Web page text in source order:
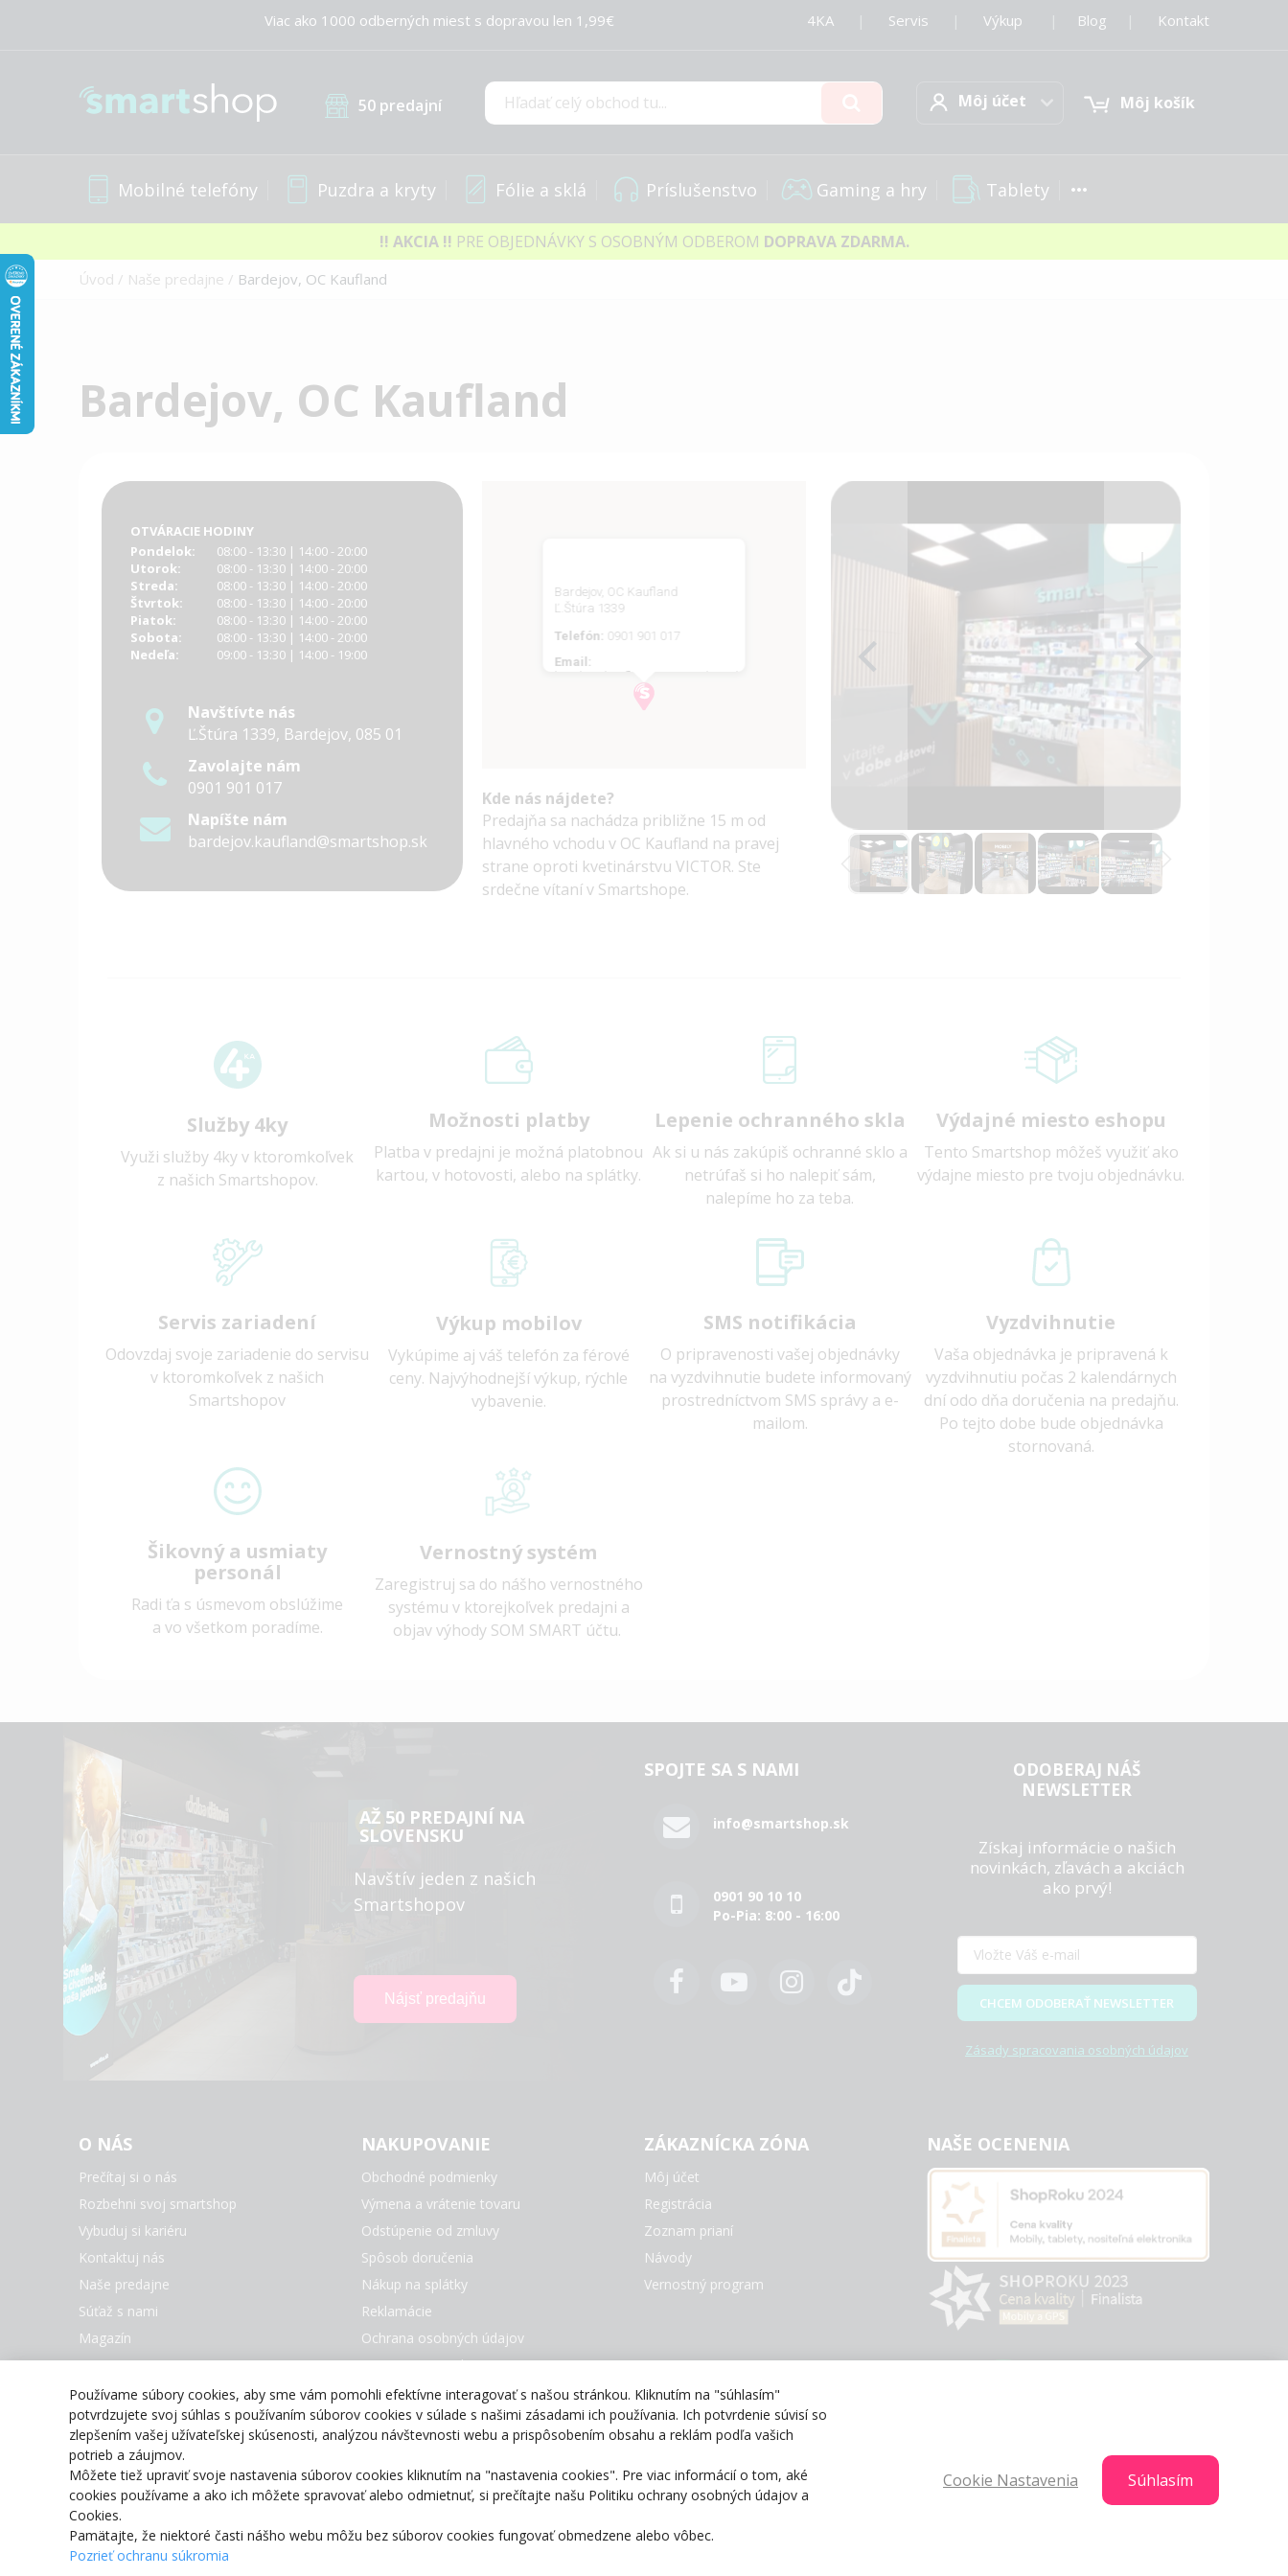
Viac ako 1000 odberných miest s dopravou len 1,99€ 4KA Servis Výkup Blog Kontakt
50 predajní
Hľadať
Môj účetMôj účet Môj košík
Mobilné telefóny Puzdra a kryty Fólie a sklá Príslušenstvo Gaming a hry Tablety
!! AKCIA !! PRE OBJEDNÁVKY S OSOBNÝM ODBEROM DOPRAVA ZDARMA.
Úvod Naše predajne Bardejov, OC Kaufland
Bardejov, OC Kaufland
OTVÁRACIE HODINY
Pondelok:
08:00 - 13:30 | 14:00 - 20:00
Utorok:
08:00 - 13:30 | 14:00 - 20:00
Streda:
08:00 - 13:30 | 14:00 - 20:00
Štvrtok:
08:00 - 13:30 | 14:00 - 20:00
Piatok:
08:00 - 13:30 | 14:00 - 20:00
Sobota:
08:00 - 13:30 | 14:00 - 20:00
Nedeľa:
09:00 - 13:30 | 14:00 - 19:00
Navštívte nás
Ľ.Štúra 1339, Bardejov, 085 01
Zavolajte nám
0901 901 017
Napíšte nám
bardejov.kaufland@smartshop.sk
Bardejov, OC Kaufland
Ľ.Štúra 1339
Telefón: 0901 901 017
Email:
bardejov.kaufland@smartshop.sk
Kde nás nájdete?
Predajňa sa nachádza približne 15 m od
hlavného vchodu v OC Kaufland na pravej
strane oproti kvetinárstvu VICTOR. Ste
srdečne vítaní v Smartshope.
Služby 4ky
Využi služby 4ky v ktoromkoľvek
z našich Smartshopov.
Možnosti platby
Platba v predajni je možná platobnou
kartou, v hotovosti, alebo na splátky.
Lepenie ochranného skla
Ak si u nás zakúpiš ochranné sklo a
netrúfaš si ho nalepiť sám,
nalepíme ho za teba.
Výdajné miesto eshopu
Tento Smartshop môžeš využiť ako
výdajne miesto pre tvoju objednávku.
Servis zariadení
Odovzdaj svoje zariadenie do servisu
v ktoromkoľvek z našich
Smartshopov
Výkup mobilov
Vykúpime aj váš telefón za férové
ceny. Najvýhodnejší výkup, rýchle
vybavenie.
SMS notifikácia
O pripravenosti vašej objednávky
na vyzdvihnutie budete informovaný
prostredníctvom SMS správy a e-
mailom.
Vyzdvihnutie
Vaša objednávka je pripravená k
vyzdvihnutiu počas 2 kalendárnych
dní odo dňa doručenia na predajňu.
Po tejto dobe bude objednávka
stornovaná.
Šikovný a usmiaty
personál
Radi ťa s úsmevom obslúžime
a vo všetkom poradíme.
Vernostný systém
Zaregistruj sa do nášho vernostného
systému v ktorejkoľvek predajni a
objav výhody SOM SMART účtu.
AŽ 50 PREDAJNÍ NA
SLOVENSKU
Navštív jeden z našich
Smartshopov
SPOJTE SA S NAMI
info@smartshop.sk
0901 90 10 10
Po-Pia: 8:00 - 16:00
ODOBERAJ NÁŠ
NEWSLETTER
Získaj informácie o našich
novinkách, zľavách a akciách
ako prvý!
CHCEM ODOBERAŤ NEWSLETTER
Zásady spracovania osobných údajov
O NÁS
Prečítaj si o nás
Rozbehni svoj smartshop
Vybuduj si kariéru
Kontaktuj nás
Naše predajne
Súťaž s nami
Magazín
NAKUPOVANIE
Obchodné podmienky
Výmena a vrátenie tovaru
Odstúpenie od zmluvy
Spôsob doručenia
Nákup na splátky
Reklamácie
Ochrana osobných údajov
Nastavenie Cookies
Všetky značky
ZÁKAZNÍCKA ZÓNA
Môj účet
Registrácia
Zoznam prianí
Návody
Vernostný program
NAŠE OCENENIA
Používame súbory cookies, aby sme vám pomohli efektívne interagovať s našou stránkou. Kliknutím na "súhlasím"
potvrdzujete svoj súhlas s používaním súborov cookies v súlade s našimi zásadami ich používania. Ich potvrdenie súvisí so
zlepšením vašej užívateľskej skúsenosti, analýzou návštevnosti webu a prispôsobením obsahu a reklám podľa vašich
potrieb a záujmov.
Môžete tiež upraviť svoje nastavenia súborov cookies kliknutím na "nastavenia cookies". Pre viac informácií o tom, aké
cookies používame a ako ich môžete spravovať alebo odmietnuť, si prečítajte našu Politiku ochrany osobných údajov a
Cookies.
Pamätajte, že niektoré časti nášho webu môžu bez súborov cookies fungovať obmedzene alebo vôbec.
Pozrieť ochranu súkromia
Cookie Nastavenia Súhlasím